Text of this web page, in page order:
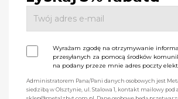
Wyrażam zgodę na otrzymywanie
przesyłanych za pomocą środków
na podany przeze mnie adres poczty
Administratorem Pana/Pani danych osobowych jest
siedzibą w Olsztynie, ul. Stalowa 1, kontakt mailowy pod